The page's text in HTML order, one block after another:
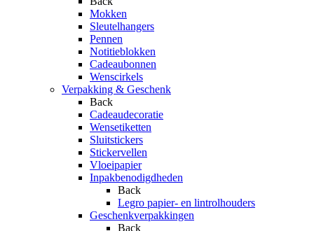
Mokken
Sleutelhangers
Pennen
Notitieblokken
Cadeaubonnen
Wenscirkels
Verpakking & Geschenk
Back
Cadeaudecoratie
Wensetiketten
Sluitstickers
Stickervellen
Vloeipapier
Inpakbenodigdheden
Back
Legro papier- en lintrolhouders
Geschenkverpakkingen
Back